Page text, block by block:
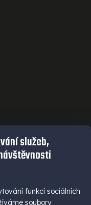
služeb,
funkcí sociálních
soubory